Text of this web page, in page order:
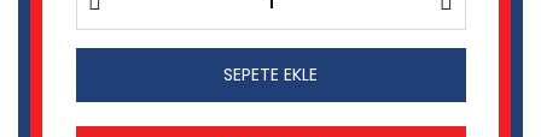
SEPETE EKLE